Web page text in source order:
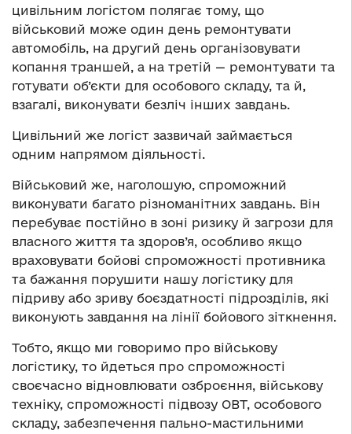
цивільним логістом полягає тому, що
військовий може один день ремонтувати
автомобіль, на другий день організовувати
копання траншей, а на третій — ремонтувати та
готувати об’єкти для особового складу, та й,
взагалі, виконувати безліч інших завдань.
Цивільний же логіст зазвичай займається
одним напрямом діяльності.
Військовий же, наголошую, спроможний
виконувати багато різноманітних завдань. Він
перебуває постійно в зоні ризику й загрози для
власного життя та здоров’я, особливо якщо
враховувати бойові спроможності противника
та бажання порушити нашу логістику для
підриву або зриву боєздатності підрозділів, які
виконують завдання на лінії бойового зіткнення.
Тобто, якщо ми говоримо про військову
логістику, то йдеться про спроможності
своєчасно відновлювати озброєння, військову
техніку, спроможності підвозу ОВТ, особового
складу, забезпечення пально-мастильними